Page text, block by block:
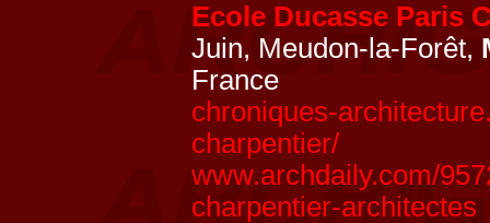
Ecole Ducasse Paris
Juin, Meudon-la-Forêt,
France
chroniques-
charpentier/
www.archdaily.com/
charpentier-architectes